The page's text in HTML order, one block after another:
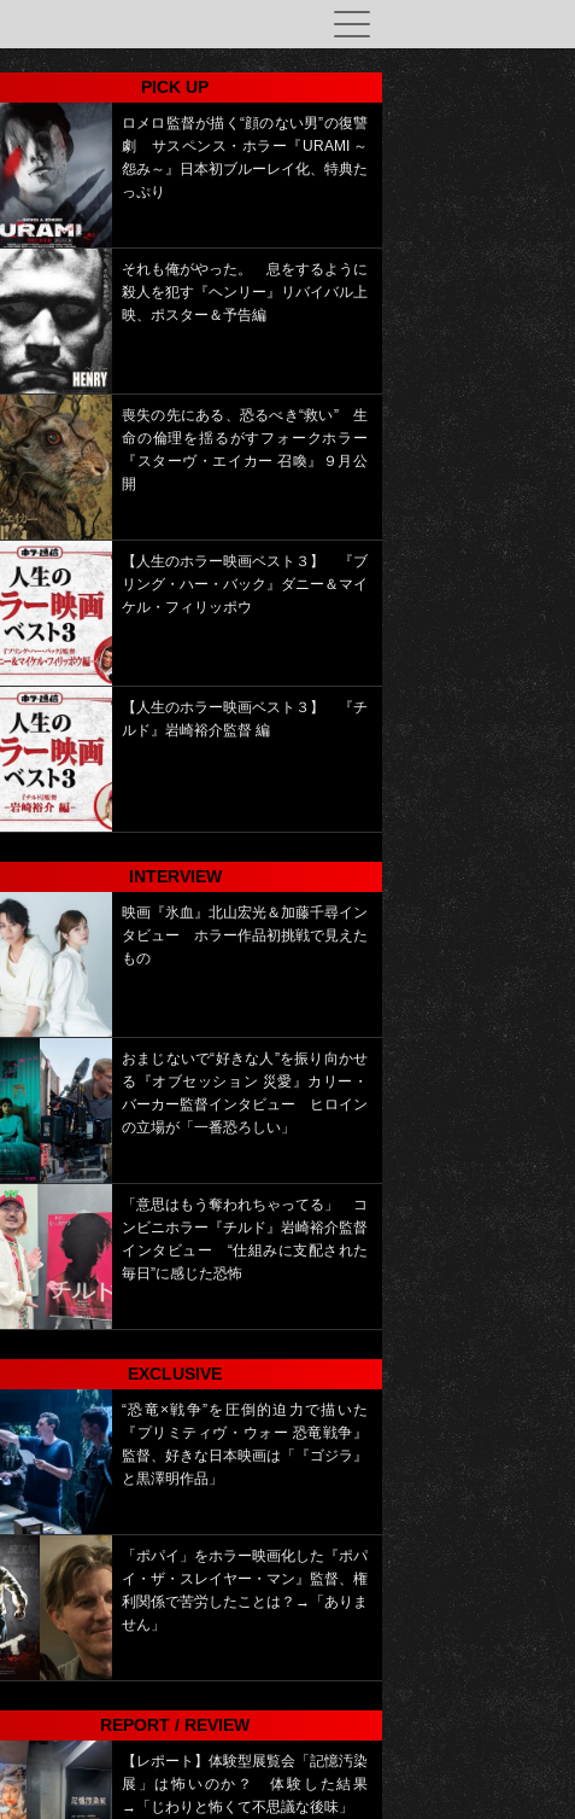
PICK UP
ロメロ監督が描く“顔のない男”の復讐
劇 サスペンス・ホラー『URAMI ～
怨み～』日本初ブルーレイ化、特典た
っぷり
それも俺がやった。 息をするように
殺人を犯す『ヘンリー』リバイバル上
映、ポスター＆予告編
喪失の先にある、恐るべき“救い” 生
命の倫理を揺るがすフォークホラー
『スターヴ・エイカー 召喚』９月公
開
【人生のホラー映画ベスト３】 『ブ
リング・ハー・バック』ダニー＆マイ
ケル・フィリッポウ
【人生のホラー映画ベスト３】 『チ
ルド』岩崎裕介監督 編
INTERVIEW
映画『氷血』北山宏光＆加藤千尋イン
タビュー ホラー作品初挑戦で見えた
もの
おまじないで“好きな人”を振り向かせ
る『オブセッション 災愛』カリー・
バーカー監督インタビュー ヒロイン
の立場が「一番恐ろしい」
「意思はもう奪われちゃってる」 コ
ンビニホラー『チルド』岩崎裕介監督
インタビュー “仕組みに支配された
毎日”に感じた恐怖
EXCLUSIVE
“恐竜×戦争”を圧倒的迫力で描いた
『プリミティヴ・ウォー 恐竜戦争』
監督、好きな日本映画は「『ゴジラ』
と黒澤明作品」
「ポパイ」をホラー映画化した『ポパ
イ・ザ・スレイヤー・マン』監督、権
利関係で苦労したことは？→「ありま
せん」
REPORT / REVIEW
【レポート】体験型展覧会「記憶汚染
展」は怖いのか？ 体験した結果
→「じわりと怖くて不思議な後味」